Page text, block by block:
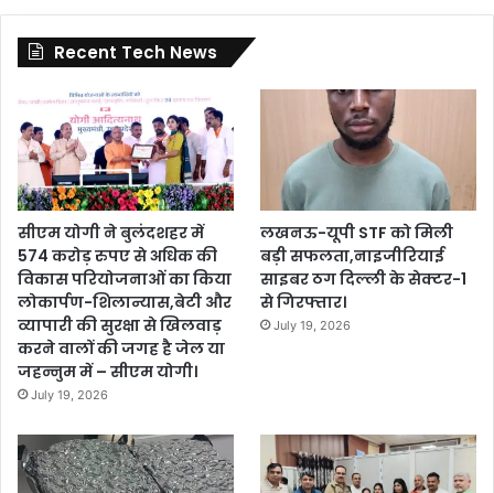
Recent Tech News
सीएम योगी ने बुलंदशहर में
574 करोड़ रुपए से अधिक की
विकास परियोजनाओं का किया
लोकार्पण-शिलान्यास,बेटी और
व्यापारी की सुरक्षा से खिलवाड़
करने वालों की जगह है जेल या
जहन्नुम में – सीएम योगी।
July 19, 2026
लखनऊ-यूपी STF को मिली
बड़ी सफलता,नाइजीरियाई
साइबर ठग दिल्ली के सेक्टर-1
से गिरफ्तार।
July 19, 2026